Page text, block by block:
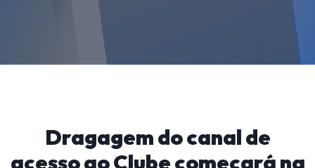
Dragagem do canal de
acesso ao Clube começará na